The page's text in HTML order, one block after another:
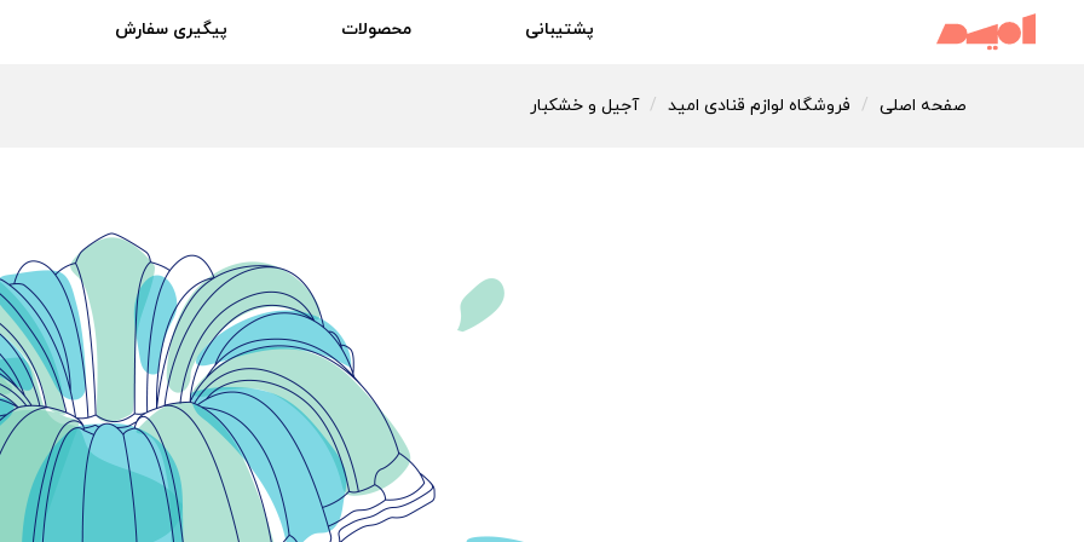
پشتیبانی محصولات پیگیری سفارش
صفحه اصلی فروشگاه لوازم قنادی امید آجیل و خشکبار